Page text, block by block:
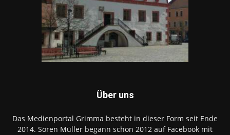
Über uns
Das Medienportal Grimma besteht in dieser Form seit Ende
2014. Sören Müller begann schon 2012 auf Facebook mit